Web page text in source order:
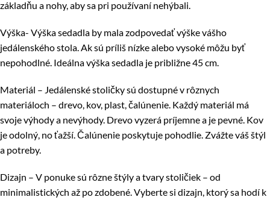
základňu a nohy, aby sa pri používaní nehýbali.
Výška- Výška sedadla by mala zodpovedať výške vášho
jedálenského stola. Ak sú príliš nízke alebo vysoké môžu byť
nepohodlné. Ideálna výška sedadla je približne 45 cm.
Materiál – Jedálenské stoličky sú dostupné v rôznych
materiáloch – drevo, kov, plast, čalúnenie. Každý materiál má
svoje výhody a nevýhody. Drevo vyzerá príjemne a je pevné. Kov
je odolný, no ťažší. Čalúnenie poskytuje pohodlie. Zvážte váš štýl
a potreby.
Dizajn – V ponuke sú rôzne štýly a tvary stoličiek – od
minimalistických až po zdobené. Vyberte si dizajn, ktorý sa hodí k